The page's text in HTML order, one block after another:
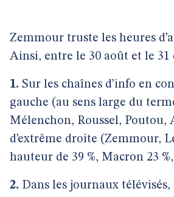
Zemmour truste les heures
Ainsi, entre le 30 août et le 31
1. Sur les chaînes d’info en
gauche (au sens large du
Mélenchon, Roussel,
d’extrême droite (Zemmour,
hauteur de 39 %, Macron 23
2. Dans les journaux